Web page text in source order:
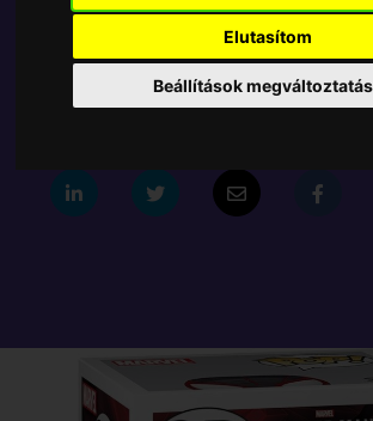
Elutasítom
Beállítások
TOVÁBB A VÁSÁRLÁSRA